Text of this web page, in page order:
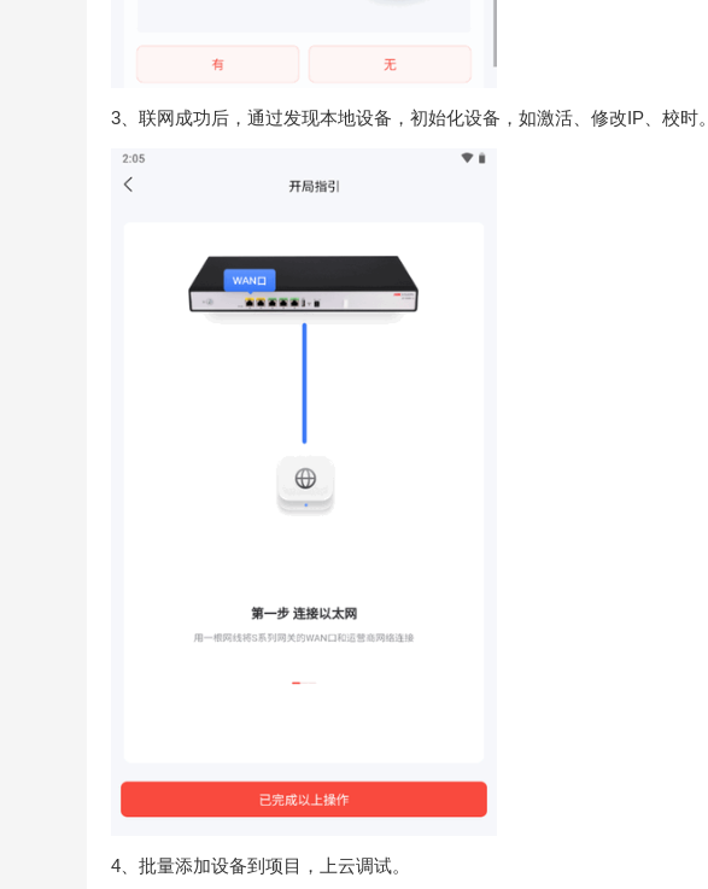
3、联网成功后，通过发现本地设备，初始化设备，如激活、修改IP、校时。
4、批量添加设备到项目，上云调试。